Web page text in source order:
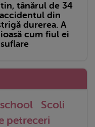
tânărul de 34
din
durerea. A
cum fiul ei
Scoli
petreceri